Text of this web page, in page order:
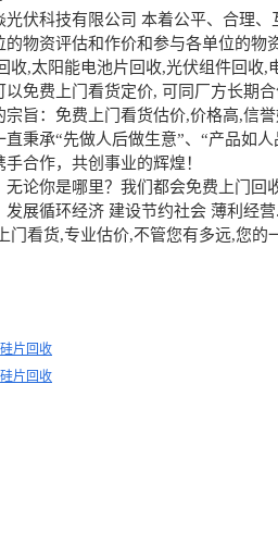
光伏科技有限公司 本着公平、合理
的物资评估和作价和参与各单位的物
收,太阳能电池片回收,光伏组件回收,
费上门看货定价, 可同厂方长期合
：免费上门看货估价,价格高,信誉
承“先做人后做生意”、“产品如人
合作，共创事业的辉煌！
你是哪里？我们都会免费上门回
循环经济 建设节约社会 薄利经营
看货,专业估价,不管您有多远,您的
硅片回收
硅片回收